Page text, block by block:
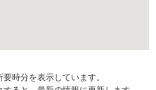
時分を表示しています。